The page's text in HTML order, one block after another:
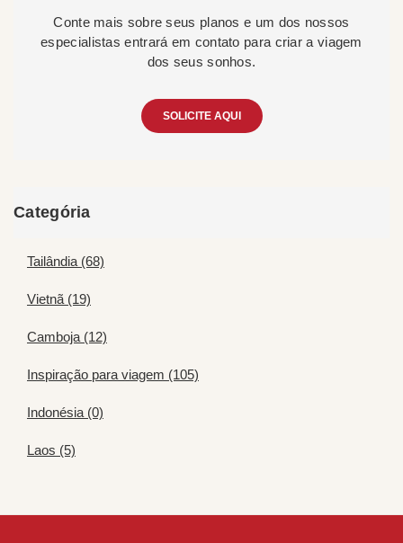
Conte mais sobre seus planos e um dos nossos
especialistas entrará em contato para criar a viagem
dos seus sonhos.
SOLICITE AQUI
Categória
Tailândia (68)
Vietnã (19)
Camboja (12)
Inspiração para viagem (105)
Indonésia (0)
Laos (5)